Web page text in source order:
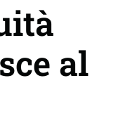
al